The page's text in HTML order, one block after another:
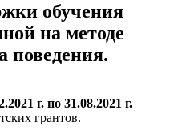
обучения
на методе
поведения.
г. по 31.08.2021 г.
грантов.